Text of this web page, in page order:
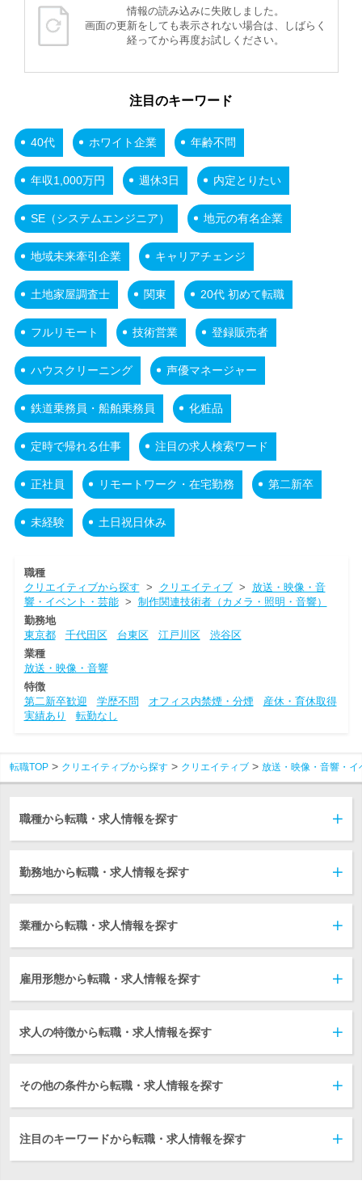
情報の読み込みに失敗しました。
画面の更新をしても表示されない場合は、しばらく
経ってから再度お試しください。
注目のキーワード
40代 ホワイト企業 年齢不問
年収1,000万円 週休3日 内定とりたい
SE（システムエンジニア） 地元の有名企業
地域未来牽引企業 キャリアチェンジ
土地家屋調査士 関東 20代 初めて転職
フルリモート 技術営業 登録販売者
ハウスクリーニング 声優マネージャー
鉄道乗務員・船舶乗務員 化粧品
定時で帰れる仕事 注目の求人検索ワード
正社員 リモートワーク・在宅勤務 第二新卒
未経験 土日祝日休み
職種
クリエイティブから探す > クリエイティブ> 放送・映像・音
響・イベント・芸能> 制作関連技術者（カメラ・照明・音響）
勤務地
東京都
千代田区 台東区 江戸川区
渋谷区
業種
放送・映像・音響
特徴
第二新卒歓迎
学歴不問 オフィス内禁煙・分煙
産休・育休取得
実績あり
転勤なし
転職TOP クリエイティブから探す クリエイティブ 放送・映像・音響・イ
職種から転職・求人情報を探す
勤務地から転職・求人情報を探す
業種から転職・求人情報を探す
雇用形態から転職・求人情報を探す
求人の特徴から転職・求人情報を探す
その他の条件から転職・求人情報を探す
注目のキーワードから転職・求人情報を探す